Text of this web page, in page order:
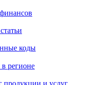
коды
регионе
продукции и услуг